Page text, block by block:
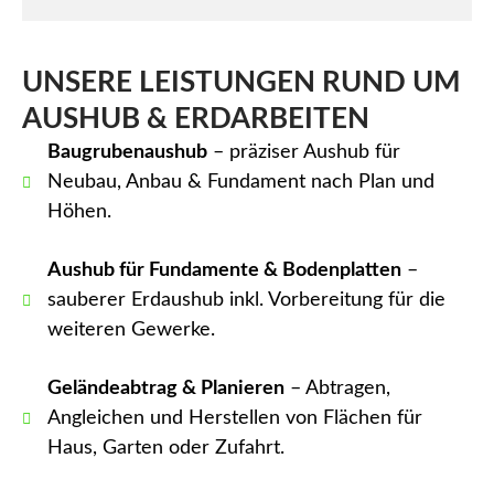
UNSERE LEISTUNGEN RUND UM
AUSHUB & ERDARBEITEN
Baugrubenaushub– präziser Aushub für
Neubau, Anbau & Fundament nach Plan und
Höhen.
Aushub für Fundamente & Bodenplatten–
sauberer Erdaushub inkl. Vorbereitung für die
weiteren Gewerke.
Geländeabtrag & Planieren– Abtragen,
Angleichen und Herstellen von Flächen für
Haus, Garten oder Zufahrt.